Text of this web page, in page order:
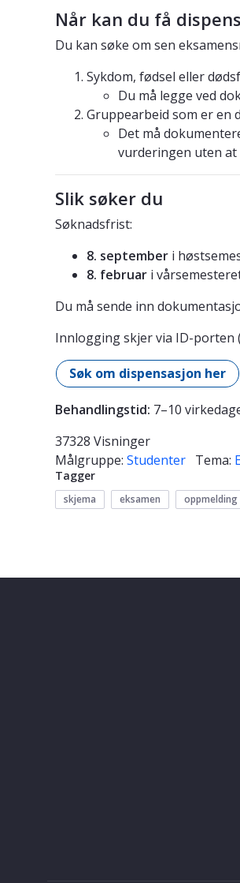
Når kan du få
Du kan søke om sen
Sykdom, fødsel eller
Du må legge ved
Gruppearbeid som er en
Det må
vurderingen uten at
Slik søker du
Søknadsfrist:
8. september i
8. februar i
Du må sende inn
Innlogging skjer via ID-porten
Søk om dispensasjon her
Behandlingstid: 7–10
37328 Visninger
Målgruppe: Studenter Tema:
Tagger
skjema eksamen oppmelding